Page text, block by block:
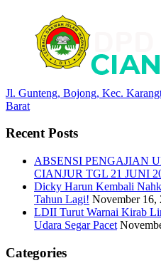
Jl. Gunteng, Bojong, Kec.
Barat
Recent Posts
ABSENSI PENGAJIAN
CIANJUR TGL 21 JUNI
Dicky Harun Kembali
Tahun Lagi! November 16,
LDII Turut Warnai Kirab
Udara Segar Pacet
Categories